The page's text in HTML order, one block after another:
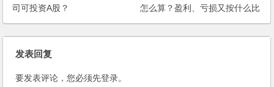
司可投资A股？
怎么算？盈利、亏损又按什么比
例来算？
发表回复
要发表评论，您必须先登录